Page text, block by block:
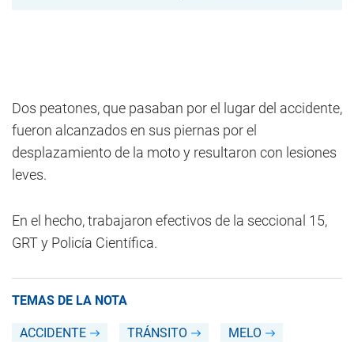
Dos peatones, que pasaban por el lugar del accidente,
fueron alcanzados en sus piernas por el
desplazamiento de la moto y resultaron con lesiones
leves.
En el hecho, trabajaron efectivos de la seccional 15,
GRT y Policía Científica.
TEMAS DE LA NOTA
ACCIDENTE TRÁNSITO MELO